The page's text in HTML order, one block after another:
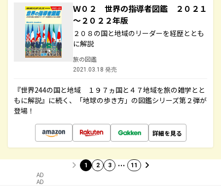
Ｗ０２ 世界の指導者図鑑 ２０２１
～２０２２年版
２０８の国と地域のリーダーを経歴ととも
に解説
旅の図鑑
2021.03.18 発売
『世界244の国と地域 １９７ヵ国と４７地域を旅の雑学とと
もに解説』に続く、「地球の歩き方」の図鑑シリーズ第２弾が
登場！
詳細を見る
1 2 3 … 11
AD
AD